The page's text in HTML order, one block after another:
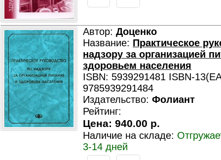
Автор: Доценко
Название: Практическое
надзору за организацией
здоровьем населения
ISBN: 5939291481 ISBN-
9785939291484
Издательство: Фолиант
Рейтинг:
Цена: 940.00 р.
Наличие на складе:
3-14 дней